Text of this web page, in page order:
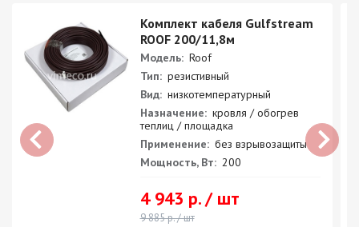
Комплект кабеля Gulfstream
ROOF 200/11,8м
Модель: Roof
Тип: резистивный
Вид: низкотемпературный
Назначение: кровля / обогрев
теплиц / площадка
Применение: без взрывозащиты
Мощность, Вт: 200
4 943 р. / шт
9 885 р. / шт